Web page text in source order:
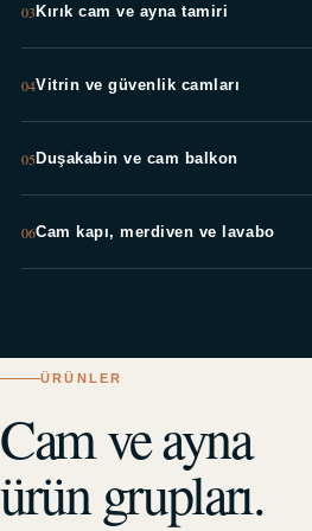
03Kırık cam ve ayna tamiri
04Vitrin ve güvenlik camları
05Duşakabin ve cam balkon
06Cam kapı, merdiven ve lavabo
ÜRÜNLER
Cam ve ayna
ürün grupları.